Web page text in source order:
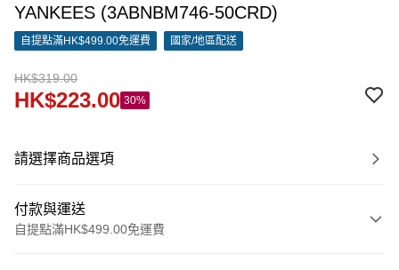
YANKEES (3ABNBM746-50CRD)
自提點滿HK$499.00免運費 國家/地區配送
HK$319.00
HK$223.00 30%
請選擇商品選項
付款與運送
自提點滿HK$499.00免運費